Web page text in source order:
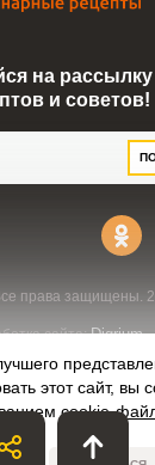
права защищены.
сайта:Digrium
на
и советов!
этот сайт, вы
cookie-